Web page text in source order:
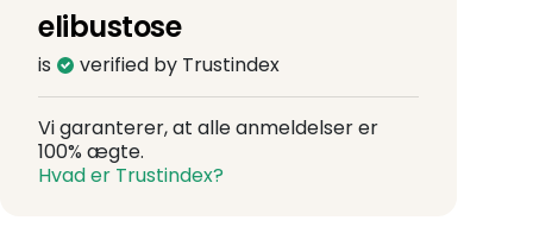
elibustose
is verified by Trustindex
Vi garanterer, at alle anmeldelser er
100% ægte.
Hvad er Trustindex?